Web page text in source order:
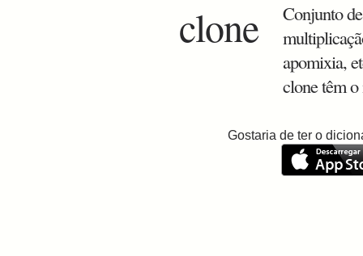
clone
Conjunto
apomixia,
clone têm
Gostaria de ter o